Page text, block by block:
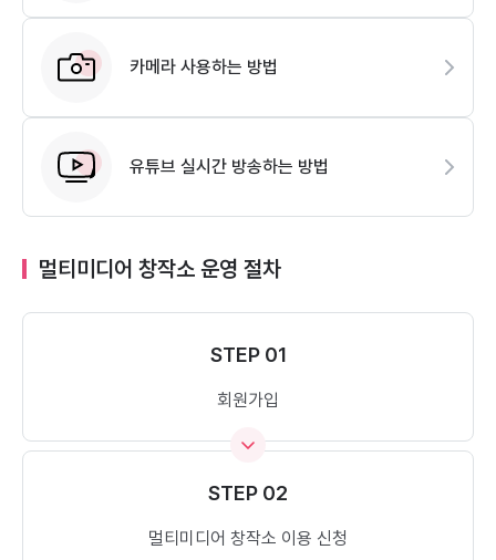
카메라 사용하는 방법
유튜브 실시간 방송하는 방법
멀티미디어 창작소 운영 절차
STEP 01
회원가입
STEP 02
멀티미디어 창작소 이용 신청